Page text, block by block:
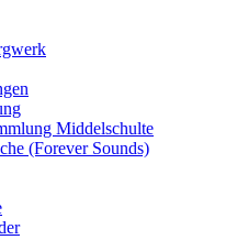
Middelschulte
(Forever Sounds)